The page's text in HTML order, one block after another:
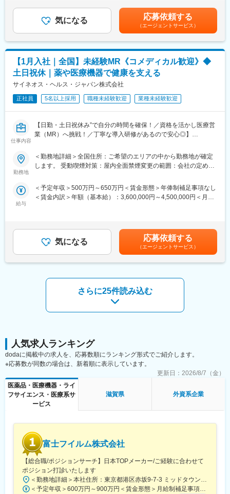
クホルダーを意識して社内のリソースを活用しながら進めていく
ことが可能です。
6万5千人となっています。国外だけでなく、日本の福島にも生産
工場を有しており、安定供給を図りつつ、日本の医療現場に貢献
しています。
変更の範囲：会社の定める業務
践する
■採用背景：
韓国セルトリオングループは、韓国株式市場KOSPIに上市してい
るバイオ医薬品を開発・製造する企業の中で、常に時価総額が
Top5のバイオ医薬品の開発及び製造技術に注力しているグループ
当社は、セルトリオングループで開発及び製造しているバイオシ
ミラー＊を含めたバイオ医薬品を日本で販売するため、セルトリ
を販売しており、今後もパイプラインを拡大していきます。
きながら、会社・個人共に成長して行くメンバーを今回募集致し
ます。
＊バイオシミラー：先行バイオ医薬品と同等/同質の品質、安全性
および有効性を有し、異なる製造販売業者により開発される医薬
高齢化社会が進行するなか、医療費の削減は喫緊の課題であり、
国策としてバイオシミラー普及促進の方針を打ち出しています。
セルトリオンは、抗体医薬品のバイオシミラーを世界規模で研究
供することで、世界中の患者様にバイオ医薬品の新しい治療の選
択肢をお届けしています。
変更の範囲：会社の定める業務
残業手当＞有＜給与補足＞※年収は経験に応じて決定します。年収
には営業手当を含みます。※固定残業代は、時間外労働の有無に関
わらず40時間分が付きます。※別途営業日当支給（2,000円/日）賃
金はあくまでも目安の金額であり、選考を通じて上下する可能性
があります。月給(月額)は固定手当を含めた表記です。
気になる 応募依頼する
（エージェントサービス）
【1月入社｜全国】未経験MR《コメディカル歓迎》◆
土日祝休｜薬や医療機器で健康を支える
サイネオス・ヘルス・ジャパン株式会社
正社員 5名以上採用 職種未経験歓迎 業種未経験歓迎
仕事内容
【日勤・土日祝休み”で自分の時間を確保！／資格を活かし医療営
業（MR）へ挑戦！／丁寧な導入研修があるので安心◎】
《資格と想いがあれば活躍できる！》
「誰かのためになる仕事がしたい」「社会貢献につながる仕事を
したい」という想いがあればOK！当社には、臨床経験を活かして
ます。
これまでの経験を活かして新たなフィールドで活躍したい方を歓
■夜勤なし！日勤・土日祝休みで働き方改善・ワークライフバラン
スの両立が叶う！
■明確な評価制度あり！自身の成果や頑張りが客観的に評価され、
年収に反映されます。また、在籍年数が増えると永年勤続報奨金
努力がきちんと報われる報酬制度になっています。
《丁寧な研修・支援体制で成長を応援！》
入社後は2カ月間の研修制度がありますので、未経験の方も安心し
※配属は入社後に確定する予定です。
また、配属後も一人ひとりの知識とスキルレベルを上げるために
様々な研修をご用意しています。
《あなたの想いを実現する豊富なキャリアプランとサポート体
制！》
志向性やその時の環境に応じてや「１つの領域で専門性を高め
る」「幅広い疾患をカバーできるオールラウンダーになる」「本
社部門（マネージャー、研修部門など）へのキャリアチェンジ」
ーのほとんどは、MRからキャリアをチェンジしているメンバーで
す。担当マネージャーが定期的に面談を行い、分からないことや
将来のキャリアに関してサポートをしていきます。
《職種に関して》
■MRとは主に医師や薬剤師等へ、担当製品の情報提供を行いま
す。担当施設の患者様に応じた情報提供や、担当製品の処方後の
勤務地
＜勤務地詳細＞全国住所：ご希望のエリアの中から勤務地が確定
します。 受動喫煙対策：屋内全面禁煙変更の範囲：会社の定める
給与
＜予定年収＞500万円～650万円＜賃金形態＞年俸制補足事項なし
＜賃金内訳＞年額（基本給）：3,600,000円～4,500,000円＜月額
動・四半期一時金：10万円（四半期に1回、10万円程度支給）※た
だし支給条件有。他、永続勤務報奨金（3年勤務5万円支給、5年
勤務10万円…）ございます。賃金はあくまでも目安の金額であ
り、選考を通じて上下する可能性があります。月給(月額)は固定手
気になる 応募依頼する
（エージェントサービス）
さらに25件読み込む
人気求人ランキング
dodaに掲載中の求人を、応募数順にランキング形式でご紹介します。
※応募数が同数の場合は、新着順に表示しています。
更新日： 2026/8/7（金）
医薬品・医療機器・ライ
フサイエンス・医療系サ
ービス
滋賀県 外資系企業
富士フイルム株式会社
【総合職/ポジションサーチ】日本TOPメーカー/ご経験に合わせて
ポジション打診いたします